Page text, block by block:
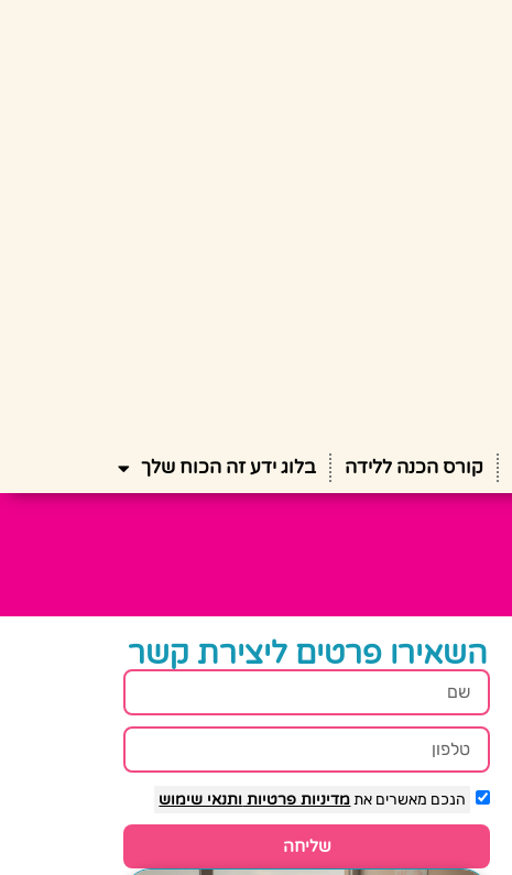
קורס הכנה ללידה בלוג ידע זה הכוח שלך
השאירו פרטים ליצירת קשר
הנכם מאשרים אתמדיניות פרטיות ותנאי שימוש
שליחה